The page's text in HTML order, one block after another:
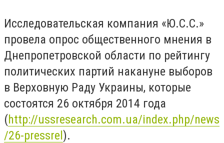
Исследовательская компания «Ю.С.С.»
провела опрос общественного мнения в
Днепропетровской области по рейтингу
политических партий накануне выборов
в Верховную Раду Украины, которые
состоятся 26 октября 2014 года
(http://ussresearch.com.ua/index.php/news
/26-pressrel ).